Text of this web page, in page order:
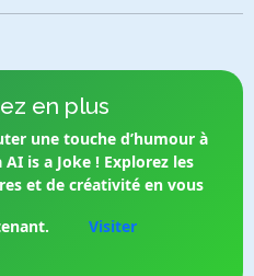
en plus
une touche d’humour à
is a Joke ! Explorez les
et de créativité en vous
Visiter